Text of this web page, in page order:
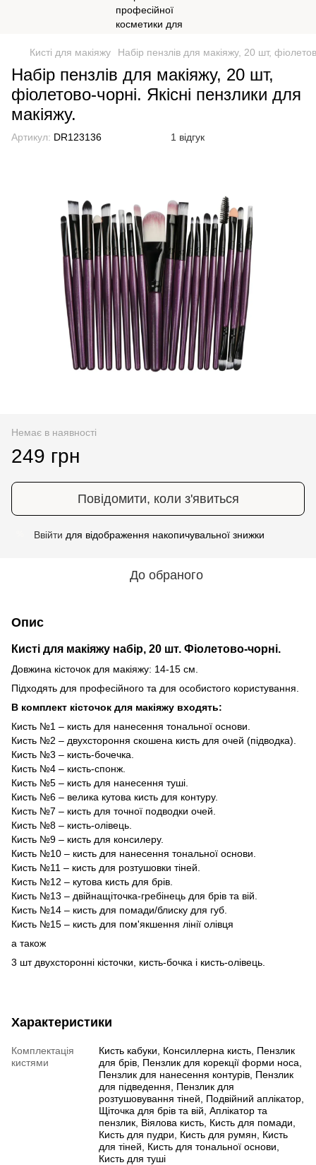
Кисті для макіяжу Набір пензлів для макіяжу, 20 шт,
Набір пензлів для макіяжу, 20 шт,
фіолетово-чорні. Якісні пензлики для
макіяжу.
Артикул: DR123136 1 відгук
Немає в наявності
249 грн
Повідомити, коли з'явиться
Ввійти для відображення накопичувальної знижки
До обраного
Опис
Кисті для макіяжу набір, 20 шт. Фіолетово-чорні.
Довжина кісточок для макіяжу: 14-15 см.
Підходять для професійного та для особистого користування.
В комплект кісточок для макіяжу входять:
Кисть №1 – кисть для нанесення тональної основи.
Кисть №2 – двухстороння скошена кисть для очей (підводка).
Кисть №3 – кисть-бочечка.
Кисть №4 – кисть-спонж.
Кисть №5 – кисть для нанесення туші.
Кисть №6 – велика кутова кисть для контуру.
Кисть №7 – кисть для точної подводки очей.
Кисть №8 – кисть-олівець.
Кисть №9 – кисть для консилеру.
Кисть №10 – кисть для нанесення тональної основи.
Кисть №11 – кисть для розтушовки тіней.
Кисть №12 – кутова кисть для брів.
Кисть №13 – двійнащіточка-гребінець для брів та вій.
Кисть №14 – кисть для помади/блиску для губ.
Кисть №15 – кисть для пом'якшення лінії олівця
а також
3 шт двухсторонні кісточки, кисть-бочка і кисть-олівець.
Характеристики
Комплектація
кистями
Кисть кабуки, Консиллерна кисть, Пензлик
для брів, Пензлик для корекції форми носа,
Пензлик для нанесення контурів, Пензлик
для підведення, Пензлик для
розтушовування тіней, Подвійний аплікатор,
Щіточка для брів та вій, Аплікатор та
пензлик, Віялова кисть, Кисть для помади,
Кисть для пудри, Кисть для румян, Кисть
для тіней, Кисть для тональної основи,
Кисть для туші